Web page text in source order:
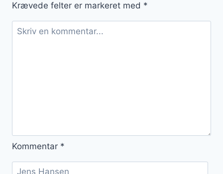
Krævede felter er markeret med *
Kommentar *